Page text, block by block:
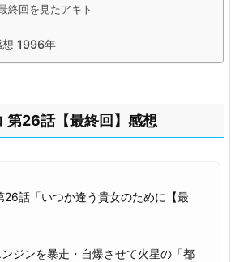
終回を見たアキト
想 1996年
第26話【最終回】感想
26話「いつか逢う貴女のために【最
ジンを暴走・自爆させて火星の「都